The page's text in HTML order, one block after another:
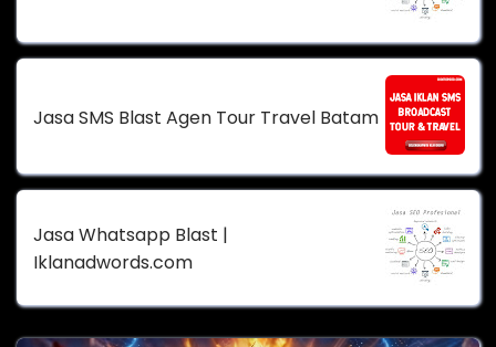
Jasa SMS Blast Agen Tour Travel Batam
Jasa Whatsapp Blast |
Iklanadwords.com